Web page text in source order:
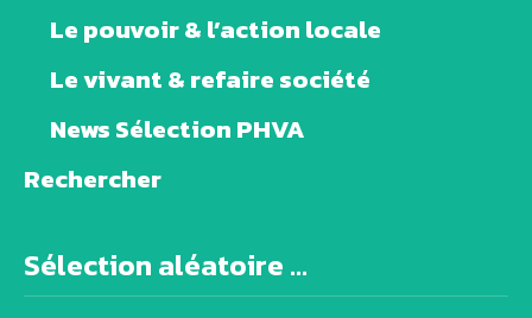
Le pouvoir & l’action locale
Le vivant & refaire société
News Sélection PHVA
Rechercher
Sélection aléatoire ...